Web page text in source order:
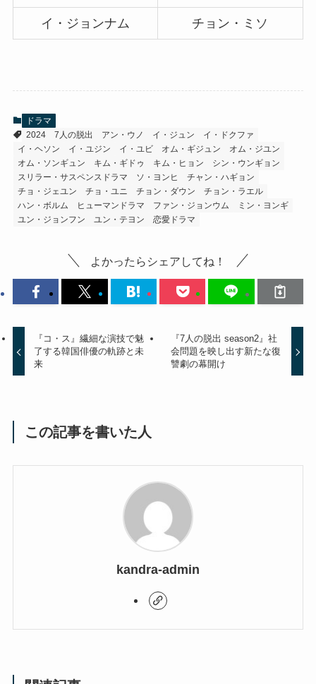
イ・ジョンナム チョン・ミソ
ドラマ
2024
7人の脱出 アン・ウノ イ・ジュン
イ・ドクファ
イ・ヘソン
イ・ユジン イ・ユビ オム・ギジュン
オム・ジユン
オム・ソンギュン
キム・ギドゥ キム・ヒョン
シン・ウンギョン
スリラー・サスペンスドラマ
ソ・ヨンヒ
チャン・ハギョン
チョ・ジェユン
チョ・ユニ チョン・ダウン
チョン・ラエル
ハン・ボルム
ヒューマンドラマ ファン・ジョンウム
ミン・ヨンギ
ユン・ジョンフン
ユン・テヨン 恋愛ドラマ
よかったらシェアしてね！
『コ・ス』繊細な演技で魅
了する韓国俳優の軌跡と未
来
『7人の脱出 season2』社
会問題を映し出す新たな復
讐劇の幕開け
この記事を書いた人
kandra-admin